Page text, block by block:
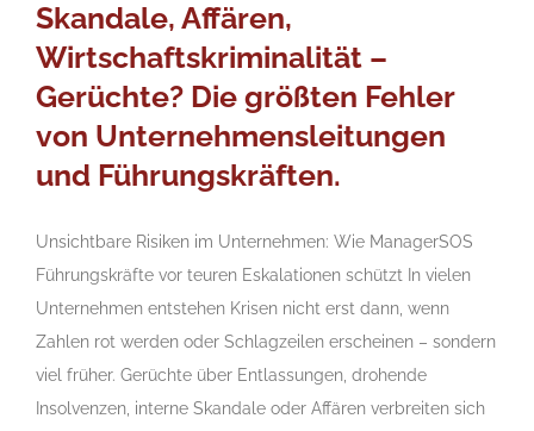
Skandale, Affären,
Wirtschaftskriminalität –
Gerüchte? Die größten Fehler
von Unternehmensleitungen
und Führungskräften.
Unsichtbare Risiken im Unternehmen: Wie ManagerSOS
Führungskräfte vor teuren Eskalationen schützt In vielen
Unternehmen entstehen Krisen nicht erst dann, wenn
Zahlen rot werden oder Schlagzeilen erscheinen – sondern
viel früher. Gerüchte über Entlassungen, drohende
Insolvenzen, interne Skandale oder Affären verbreiten sich